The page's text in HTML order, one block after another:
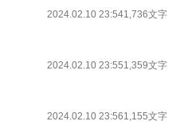
2024.02.10 23:541,736文字
2024.02.10 23:551,359文字
2024.02.10 23:561,155文字